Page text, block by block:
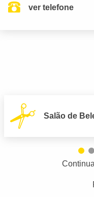
ver telefone
Salão de